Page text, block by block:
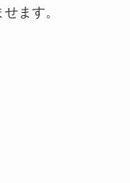
ます。